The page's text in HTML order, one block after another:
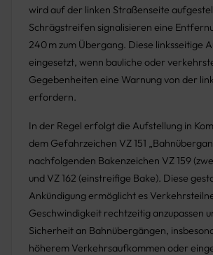
wird auf der linken Straßenseite
Schrägstreifen signalisieren eine
240 m zum Übergang. Diese linksseitige
eingesetzt, wenn bauliche oder
Gegebenheiten eine Warnung von der
erfordern.
In der Regel erfolgt die Aufstellung in
dem Gefahrzeichen VZ 151
nachfolgenden Bakenzeichen VZ 159
und VZ 162 (einstreifige Bake). Diese
Ankündigung ermöglicht es
Geschwindigkeit rechtzeitig anzupassen
Sicherheit an Bahnübergängen,
höherem Verkehrsaufkommen oder